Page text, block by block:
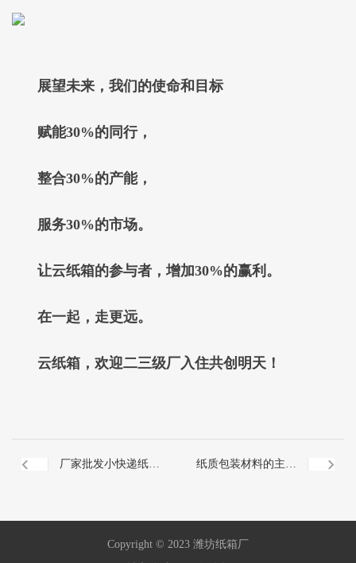
展望未来，我们的使命和目标
赋能30%的同行，
整合30%的产能，
服务30%的市场。
让云纸箱的参与者，增加30%的赢利。
在一起，走更远。
云纸箱，欢迎二三级厂入住共创明天！
厂家批发小快递纸箱 纸质包装材料的主要
Copyright © 2023 潍坊纸箱厂